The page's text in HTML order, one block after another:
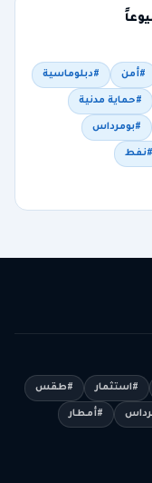
#أمن #دبلوماسية
#حماية مدنية
#بومرداس
#نفط
#استثمار #طقس
#أمطار